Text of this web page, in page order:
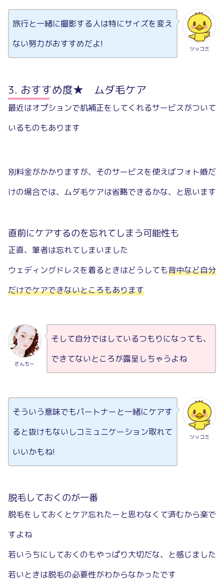
ツッコミ
旅行と一緒に撮影する人は特にサイズを変え
ない努力がおすすめだよ!
おすすめ度★ ムダ毛ケア
最近はオプションで肌補正をしてくれるサービスがついて
いるものもあります
別料金がかかりますが、そのサービスを使えばフォト婚だ
けの場合では、ムダ毛ケアは省略できるかな、と思います
直前にケアするのを忘れてしまう可能性も
正直、筆者は忘れてしまいました
ウェディングドレスを着るときはどうしても背中など自分
だけでケアできないところもあります
さんちー
そして自分ではしているつもりになっても、
できてないところが露呈しちゃうよね
ツッコミ
そういう意味でもパートナーと一緒にケアす
ると抜けもないしコミュニケーション取れて
いいかもね!
脱毛しておくのが一番
脱毛をしておくとケア忘れたーと思わなくて済むから楽で
すよね
若いうちにしておくのもやっぱり大切だな、と感じました
若いときは脱毛の必要性がわからなかったです